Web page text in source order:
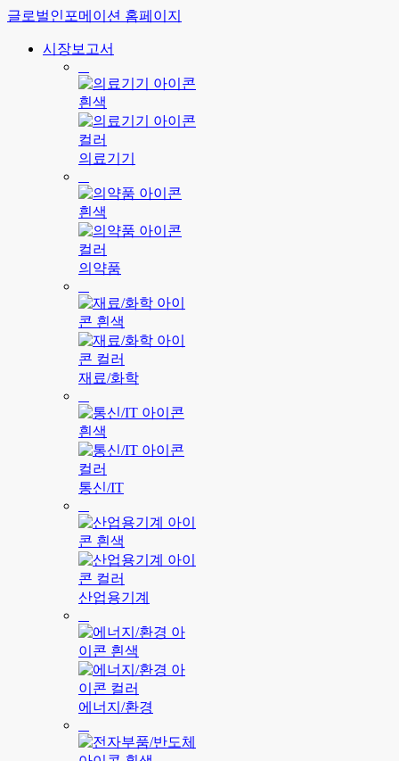
글로벌인포메이션 홈페이지
시장보고서
의료기기
의약품
재료/화학
통신/IT
산업용기계
에너지/환경